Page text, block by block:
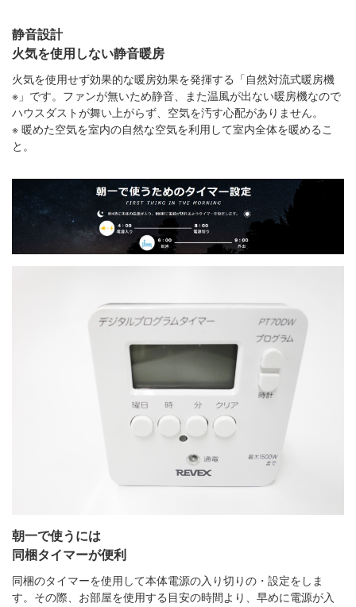
静音設計
火気を使用しない静音暖房
火気を使用せず効果的な暖房効果を発揮する「自然対流式暖房機
※」です。ファンが無いため静音、また温風が出ない暖房機なので
ハウスダストが舞い上がらず、空気を汚す心配がありません。
※ 暖めた空気を室内の自然な空気を利用して室内全体を暖めるこ
と。
朝一で使うには
同梱タイマーが便利
同梱のタイマーを使用して本体電源の入り切りの・設定をしま
す。その際、お部屋を使用する目安の時間より、早めに電源が入